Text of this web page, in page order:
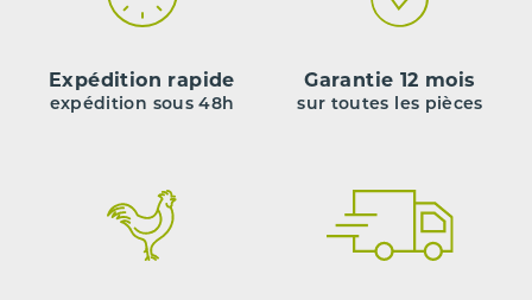
Expédition rapide
expédition sous 48h
Garantie 12 mois
sur toutes les pièces